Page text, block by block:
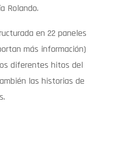
Rolando.
en 22 paneles
más información)
diferentes hitos del
las historias de